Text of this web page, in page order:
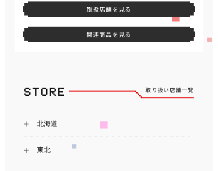
取扱店舗を見る
関連商品を見る
取り扱い店舗一覧
北海道
東北